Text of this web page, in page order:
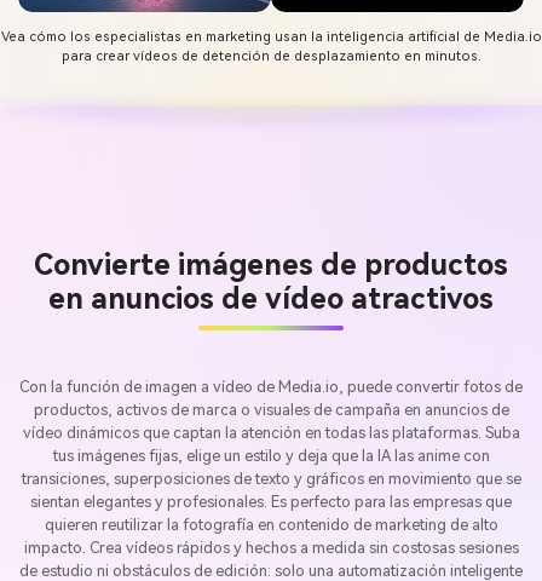
Vea cómo los especialistas en marketing usan la inteligencia artificial de Media.io
para crear vídeos de detención de desplazamiento en minutos.
Convierte imágenes de productos
en anuncios de vídeo atractivos
Con la función de imagen a vídeo de Media.io, puede convertir fotos de
productos, activos de marca o visuales de campaña en anuncios de
vídeo dinámicos que captan la atención en todas las plataformas. Suba
tus imágenes fijas, elige un estilo y deja que la IA las anime con
transiciones, superposiciones de texto y gráficos en movimiento que se
sientan elegantes y profesionales. Es perfecto para las empresas que
quieren reutilizar la fotografía en contenido de marketing de alto
impacto. Crea vídeos rápidos y hechos a medida sin costosas sesiones
de estudio ni obstáculos de edición: solo una automatización inteligente